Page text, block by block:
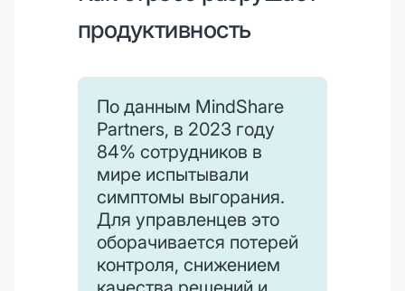
продуктивность
По данным MindShare
Partners, в 2023 году
84% сотрудников в
мире испытывали
симптомы выгорания.
Для управленцев это
оборачивается потерей
контроля, снижением